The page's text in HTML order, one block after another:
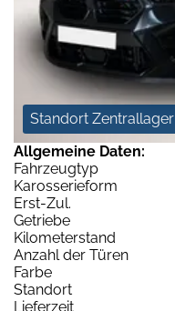
Standort Zentrallager
Allgemeine Daten:
Fahrzeugtyp
Karosserieform
Erst-Zul.
Getriebe
Kilometerstand
Anzahl der Türen
Farbe
Standort
Lieferzeit